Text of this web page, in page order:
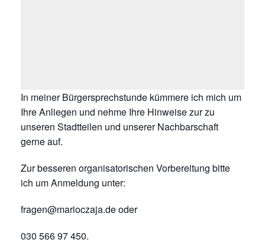
In meiner Bürgersprechstunde kümmere ich mich um
Ihre Anliegen und nehme Ihre Hinweise zur zu
unseren Stadtteilen und unserer Nachbarschaft
gerne auf.
Zur besseren organisatorischen Vorbereitung bitte
ich um Anmeldung unter:
fragen@marioczaja.de oder
030 566 97 450.